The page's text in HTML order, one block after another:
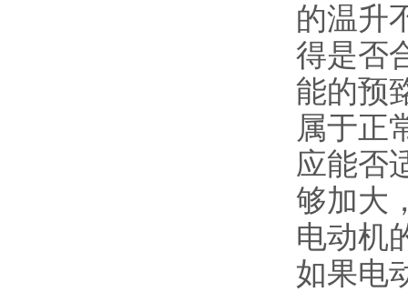
的温升
得是否
能的预
属于正
应能否
够加大
电动机
如果电